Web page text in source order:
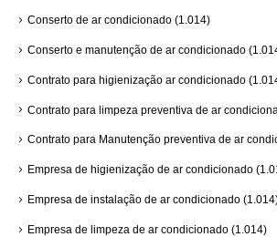
Conserto de ar condicionado (1.014)
Conserto e manutenção de ar condicionado
Contrato para higienização ar condicionado
Contrato para limpeza preventiva de ar
Contrato para Manutenção preventiva de ar
Empresa de higienização de ar condicionado
Empresa de instalação de ar condicionado
Empresa de limpeza de ar condicionado (1.014)